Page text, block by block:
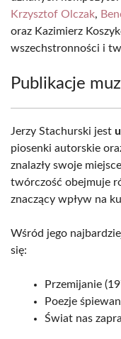
Krzysztof Olczak,
oraz Kazimierz
wszechstronności i
Publikacje
Jerzy Stachurski jest
piosenki autorskie
znalazły swoje
twórczość obejmuje
znaczący wpływ na
Wśród jego
się:
Przemijanie
Poezje
Świat nas